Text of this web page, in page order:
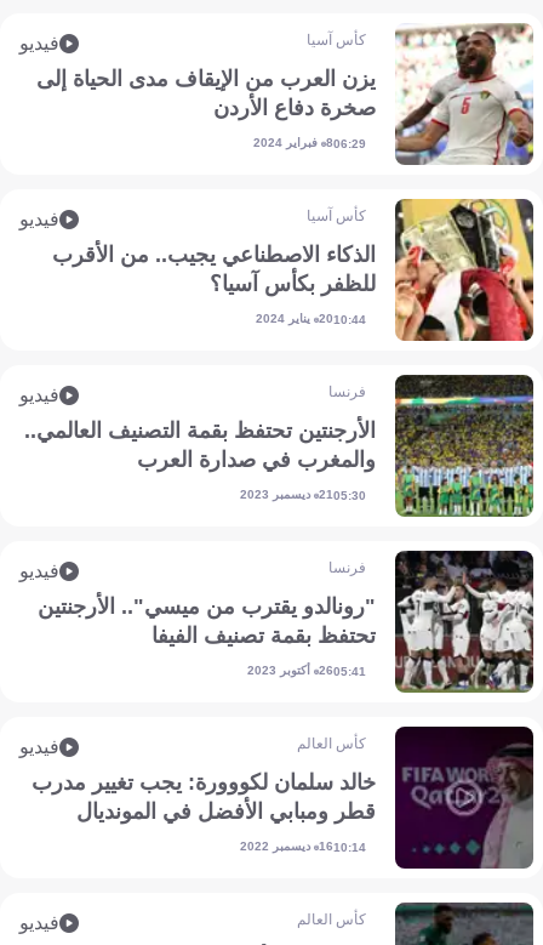
كأس آسيا فيديو
يزن العرب من الإيقاف مدى الحياة إلى
صخرة دفاع الأردن
06:298 فبراير 2024
كأس آسيا فيديو
الذكاء الاصطناعي يجيب.. من الأقرب
للظفر بكأس آسيا؟
10:4420 يناير 2024
فرنسا فيديو
الأرجنتين تحتفظ بقمة التصنيف العالمي..
والمغرب في صدارة العرب
05:3021 ديسمبر 2023
فرنسا فيديو
"رونالدو يقترب من ميسي".. الأرجنتين
تحتفظ بقمة تصنيف الفيفا
05:4126 أكتوبر 2023
كأس العالم فيديو
خالد سلمان لكووورة: يجب تغيير مدرب
قطر ومبابي الأفضل في المونديال
10:1416 ديسمبر 2022
كأس العالم فيديو